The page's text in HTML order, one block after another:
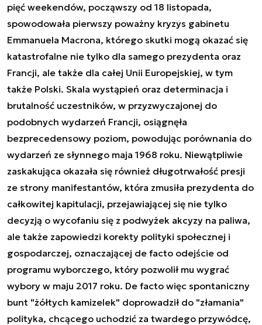
pięć weekendów, począwszy od 18 listopada,
spowodowała pierwszy poważny kryzys gabinetu
Emmanuela Macrona, którego skutki mogą okazać się
katastrofalne nie tylko dla samego prezydenta oraz
Francji, ale także dla całej Unii Europejskiej, w tym
także Polski. Skala wystąpień oraz determinacja i
brutalność uczestników, w przyzwyczajonej do
podobnych wydarzeń Francji, osiągnęła
bezprecedensowy poziom, powodując porównania do
wydarzeń ze słynnego maja 1968 roku. Niewątpliwie
zaskakująca okazała się również długotrwałość presji
ze strony manifestantów, która zmusiła prezydenta do
całkowitej kapitulacji, przejawiającej się nie tylko
decyzją o wycofaniu się z podwyżek akcyzy na paliwa,
ale także zapowiedzi korekty polityki społecznej i
gospodarczej, oznaczającej de facto odejście od
programu wyborczego, który pozwolił mu wygrać
wybory w maju 2017 roku. De facto więc spontaniczny
bunt "żółtych kamizelek" doprowadził do "złamania"
polityka, chcącego uchodzić za twardego przywódcę,